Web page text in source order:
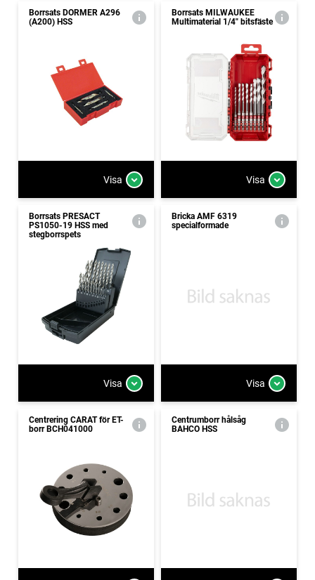
Borrsats DORMER A296
(A200) HSS
Visa
Borrsats MILWAUKEE
Multimaterial 1/4" bitsfäste
Visa
Borrsats PRESACT
PS1050-19 HSS med
stegborrspets
Visa
Bricka AMF 6319
specialformade
Visa
Centrering CARAT för ET-
borr BCH041000
Centrumborr hålsåg
BAHCO HSS